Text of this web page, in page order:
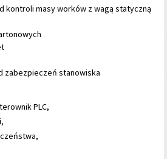
kontroli masy worków z wagą statyczną
zabezpieczeń stanowiska
PLC,